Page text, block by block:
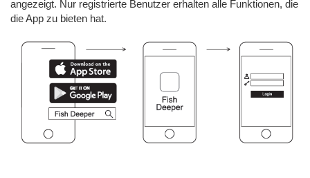
angezeigt. Nur registrierte Benutzer erhalten alle Funktionen, die
die App zu bieten hat.